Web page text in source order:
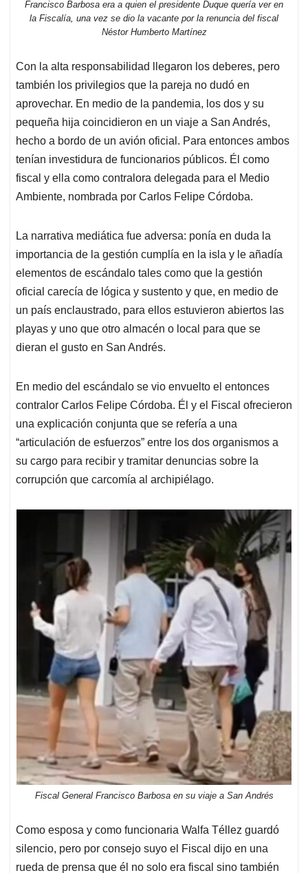
Francisco Barbosa era a quien el presidente Duque quería ver en
la Fiscalía, una vez se dio la vacante por la renuncia del fiscal
Néstor Humberto Martínez
Con la alta responsabilidad llegaron los deberes, pero
también los privilegios que la pareja no dudó en
aprovechar. En medio de la pandemia, los dos y su
pequeña hija coincidieron en un viaje a San Andrés,
hecho a bordo de un avión oficial. Para entonces ambos
tenían investidura de funcionarios públicos. Él como
fiscal y ella como contralora delegada para el Medio
Ambiente, nombrada por Carlos Felipe Córdoba.
La narrativa mediática fue adversa: ponía en duda la
importancia de la gestión cumplía en la isla y le añadía
elementos de escándalo tales como que la gestión
oficial carecía de lógica y sustento y que, en medio de
un país enclaustrado, para ellos estuvieron abiertos las
playas y uno que otro almacén o local para que se
dieran el gusto en San Andrés.
En medio del escándalo se vio envuelto el entonces
contralor Carlos Felipe Córdoba. Él y el Fiscal ofrecieron
una explicación conjunta que se refería a una
“articulación de esfuerzos” entre los dos organismos a
su cargo para recibir y tramitar denuncias sobre la
corrupción que carcomía al archipiélago.
Fiscal General Francisco Barbosa en su viaje a San Andrés
Como esposa y como funcionaria Walfa Téllez guardó
silencio, pero por consejo suyo el Fiscal dijo en una
rueda de prensa que él no solo era fiscal sino también